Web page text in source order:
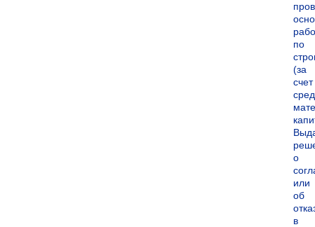
по
(за
счет
о
или
об
в